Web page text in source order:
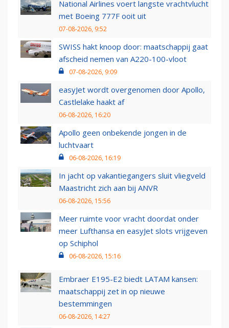
National Airlines voert langste vrachtvlucht
met Boeing 777F ooit uit
07-08-2026, 9:52
SWISS hakt knoop door: maatschappij gaat
afscheid nemen van A220-100-vloot
07-08-2026, 9:09
easyJet wordt overgenomen door Apollo,
Castlelake haakt af
06-08-2026, 16:20
Apollo geen onbekende jongen in de
luchtvaart
06-08-2026, 16:19
In jacht op vakantiegangers sluit vliegveld
Maastricht zich aan bij ANVR
06-08-2026, 15:56
Meer ruimte voor vracht doordat onder
meer Lufthansa en easyJet slots vrijgeven
op Schiphol
06-08-2026, 15:16
Embraer E195-E2 biedt LATAM kansen:
maatschappij zet in op nieuwe
bestemmingen
06-08-2026, 14:27